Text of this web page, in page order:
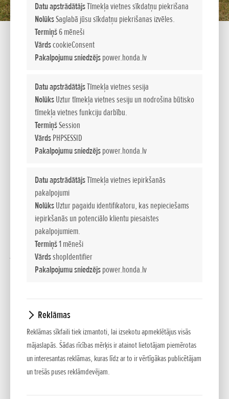
Datu apstrādātājsTīmekļa vietnes sīkdatņu piekrišana
NolūksSaglabā jūsu sīkdatņu piekrišanas izvēles.
Termiņš6 mēneši
VārdscookieConsent
Pakalpojumu sniedzējspower.honda.lv
Datu apstrādātājsTīmekļa vietnes sesija
NolūksUztur tīmekļa vietnes sesiju un nodrošina būtisko
tīmekļa vietnes funkciju darbību.
TermiņšSession
VārdsPHPSESSID
Pakalpojumu sniedzējspower.honda.lv
Datu apstrādātājsTīmekļa vietnes iepirkšanās
pakalpojumi
NolūksUztur pagaidu identifikatoru, kas nepieciešams
iepirkšanās un potenciālo klientu piesaistes
pakalpojumiem.
Termiņš1 mēneši
VārdsshopIdentifier
Pakalpojumu sniedzējspower.honda.lv
Reklāmas
Reklāmas sīkfaili tiek izmantoti, lai izsekotu apmeklētājus visās
mājaslapās. Šādas rīcības mērķis ir atainot lietotājam piemērotas
un interesantas reklāmas, kuras līdz ar to ir vērtīgākas publicētājam
un trešās puses reklāmdevējam.
EU 70 iS
MANEVRĒJAMI AUGSTO TEHNOLOĢIJU ĢENERATORI
Pastāvīga tehnoloģiju pilnveidošana un attīstība nozīmē, ka
Honda ģeneratori spēj efektīvi apmierināt mūsdienu
vajadzības, kas rodas arvien pieaugošās mobilitātes un
un EM sērijas ģeneratori ar vieglo un kompakto invertora
tehnoloģiju ir ļoti jaudīgi un ērti transportējami. Lieljaudas un
profesionālām vajadzībām domātie EU un EM sērijas
ģeneratori nodrošina nacionālajai energosistēmai līdzvērtīgas
kvalitātes elektroenerģiju, kas ir īpaši svarīgi jaunākajām un
jutīgākajām elektroierīcēm. Honda augsto tehnoloģiju
ģeneratoru EU un EM modeļi ir aprīkoti ar EcoThrottle™
pievērsta akustiskajam jutīgumam, zemām vibrācijām,
samazinātam motora trokšņu līmenim. Tie ir aprīkoti ar
modernu trokšņu slāpēšanas sistēmu un trokšņus izolējošu
korpusu.
MANEVRĒJAMU AUGSTO TEHNOLOĢIJU ĢENERATORU
PIELIETOJUMS